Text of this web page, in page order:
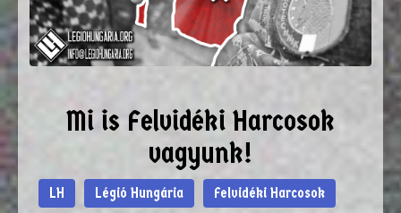
Mi is Felvidéki Harcosok
vagyunk!
LH Légió Hungária Felvidéki Harcosok